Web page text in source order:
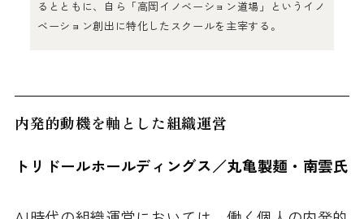
るとともに、自ら「高岡イノベーション道場」というイノ
ベーション創出に特化したスクールを主宰する。
内発的動機を軸とした組織運営
トリドールホールディングス／丸亀製麺・南雲氏